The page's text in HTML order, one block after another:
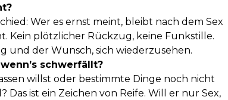
Wer es ernst meint, bleibt nach dem Sex
Kein plötzlicher Rückzug, keine Funkstille.
und der Wunsch, sich wiederzusehen.
schwerfällt?
willst oder bestimmte Dinge noch nicht
ist ein Zeichen von Reife. Will er nur Sex,